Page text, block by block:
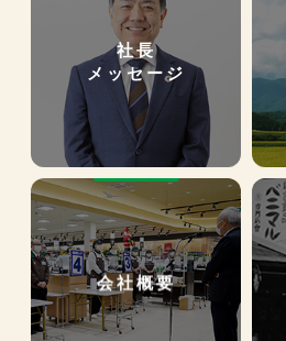
社長
メッセージ
会社概要